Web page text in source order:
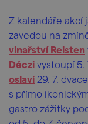
Z kalendáře akcí
zavedou na
vinařství Reisten
Déczi vystoupí 5.
oslaví29. 7.
s přímo
gastro zážitky